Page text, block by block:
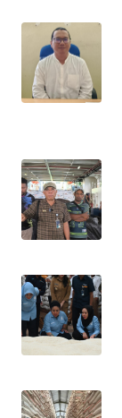
WN
BANTEN
WN
WN
KEPRI
WN
PAPUA
WN
PAPUA
BARAT
RIAU